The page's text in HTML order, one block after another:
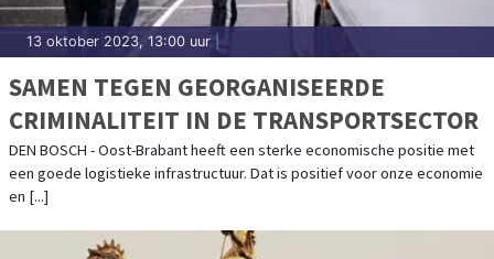
13 oktober 2023, 13:00 uur
SAMEN TEGEN GEORGANISEERDE
CRIMINALITEIT IN DE TRANSPORTSECTOR
DEN BOSCH - Oost-Brabant heeft een sterke economische positie met
een goede logistieke infrastructuur. Dat is positief voor onze economie
en [...]